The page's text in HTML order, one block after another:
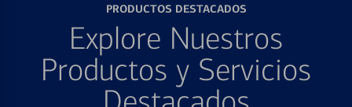
PRODUCTOS DESTACADOS
Explore Nuestros
Productos y Servicios